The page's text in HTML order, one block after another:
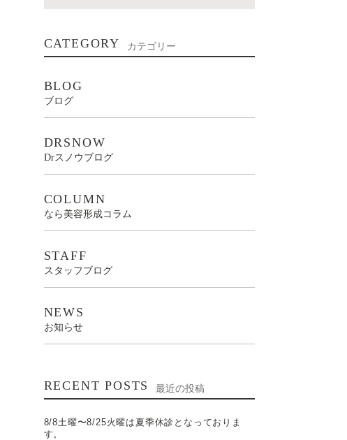
CATEGORY カテゴリー
BLOG
ブログ
DRSNOW
Drスノウブログ
COLUMN
なら美容形成コラム
STAFF
スタッフブログ
NEWS
お知らせ
RECENT POSTS 最近の投稿
8/8土曜〜8/25火曜は夏季休診となっておりま
す。